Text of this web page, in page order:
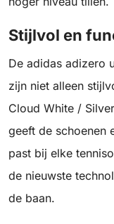
Stijlvol en
De adidas adizero
zijn niet alleen
Cloud White /
geeft de schoenen
past bij elke
de nieuwste
de baan.